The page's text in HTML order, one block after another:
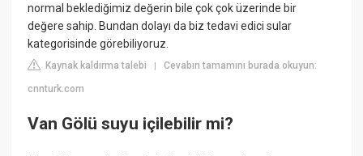
normal beklediğimiz değerin bile çok çok üzerinde bir
değere sahip. Bundan dolayı da biz tedavi edici sular
kategorisinde görebiliyoruz.
Kaynak kaldırma talebi |Cevabın tamamını burada okuyun:
cnnturk.com
Van Gölü suyu içilebilir mi?